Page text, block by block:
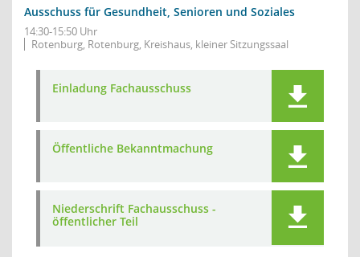
Ausschuss für Gesundheit, Senioren und Soziales
14:30-15:50 Uhr
Rotenburg, Rotenburg, Kreishaus, kleiner Sitzungssaal
Einladung Fachausschuss
Öffentliche Bekanntmachung
Niederschrift Fachausschuss -
öffentlicher Teil